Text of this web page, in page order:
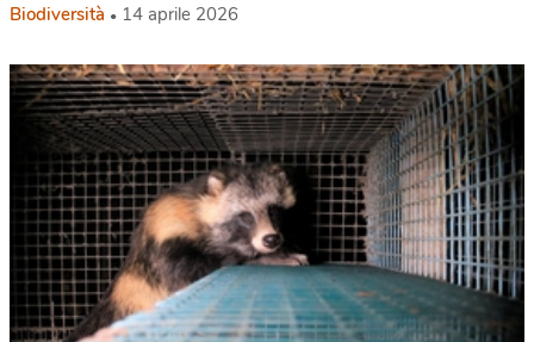
Biodiversità 14 aprile 2026